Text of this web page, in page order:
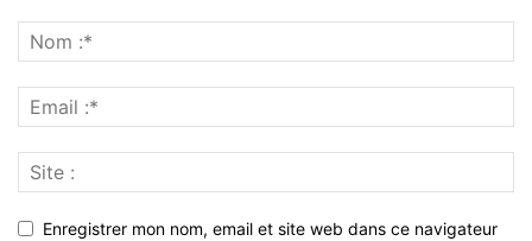
Enregistrer mon nom, email et site web dans ce navigateur